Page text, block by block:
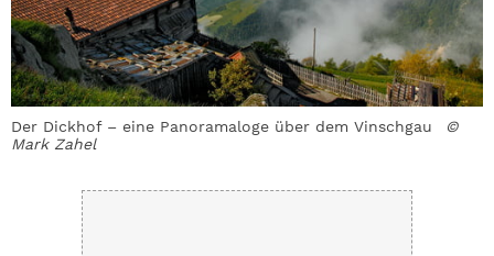
Der Dickhof – eine Panoramaloge über dem Vinschgau
©
Mark Zahel